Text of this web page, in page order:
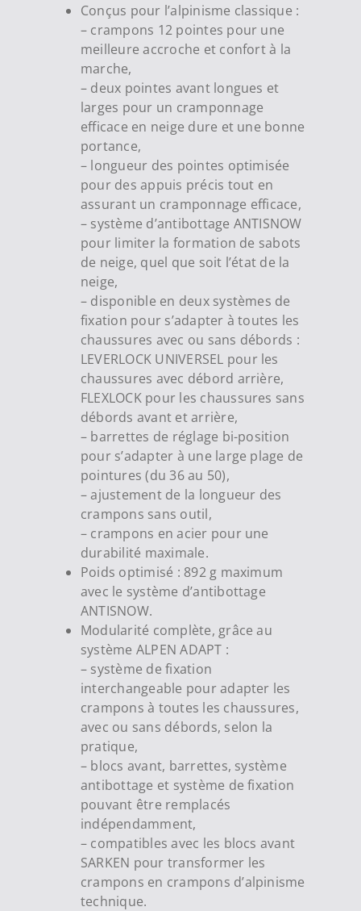
Conçus pour l’alpinisme classique :
– crampons 12 pointes pour une
meilleure accroche et confort à la
marche,
– deux pointes avant longues et
larges pour un cramponnage
efficace en neige dure et une bonne
portance,
– longueur des pointes optimisée
pour des appuis précis tout en
assurant un cramponnage efficace,
– système d’antibottage ANTISNOW
pour limiter la formation de sabots
de neige, quel que soit l’état de la
neige,
– disponible en deux systèmes de
fixation pour s’adapter à toutes les
chaussures avec ou sans débords :
LEVERLOCK UNIVERSEL pour les
chaussures avec débord arrière,
FLEXLOCK pour les chaussures sans
débords avant et arrière,
– barrettes de réglage bi-position
pour s’adapter à une large plage de
pointures (du 36 au 50),
– ajustement de la longueur des
crampons sans outil,
– crampons en acier pour une
durabilité maximale.
Poids optimisé : 892 g maximum
avec le système d’antibottage
ANTISNOW.
Modularité complète, grâce au
système ALPEN ADAPT :
– système de fixation
interchangeable pour adapter les
crampons à toutes les chaussures,
avec ou sans débords, selon la
pratique,
– blocs avant, barrettes, système
antibottage et système de fixation
pouvant être remplacés
indépendamment,
– compatibles avec les blocs avant
SARKEN pour transformer les
crampons en crampons d’alpinisme
technique.